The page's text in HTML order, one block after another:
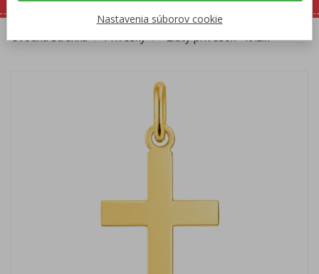
Úvodná stránka Prívesky Zlatý prívesok - krížik
Nastavenia súborov cookie